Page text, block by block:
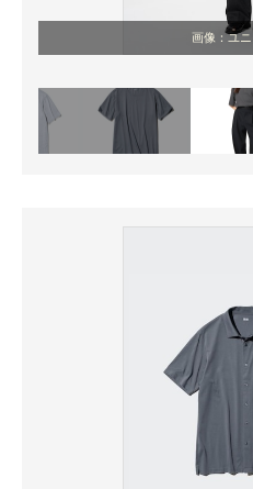
画像：ユ